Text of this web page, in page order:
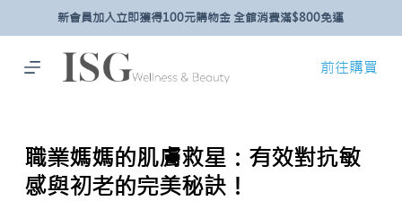
主
新會員加入立即獲得100元購物金 全館消費滿$800免運
前往購買
職業媽媽的肌膚救星：有效對抗敏
感與初老的完美秘訣！